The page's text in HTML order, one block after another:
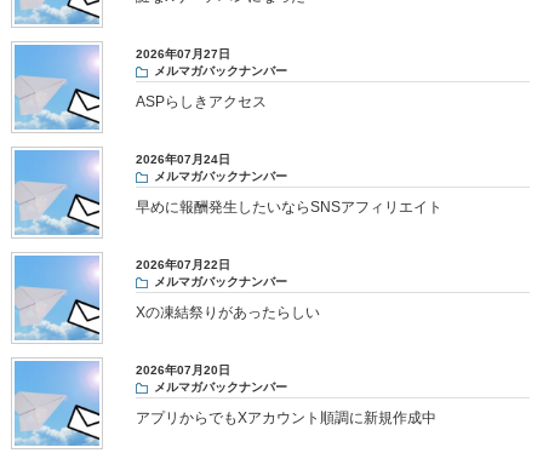
2026年07月27日
メルマガバックナンバー
ASPらしきアクセス
2026年07月24日
メルマガバックナンバー
早めに報酬発生したいならSNSアフィリエイト
2026年07月22日
メルマガバックナンバー
Xの凍結祭りがあったらしい
2026年07月20日
メルマガバックナンバー
アプリからでもXアカウント順調に新規作成中